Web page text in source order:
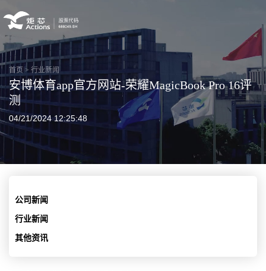
首页 > 行业新闻
安博体育app官方网站-荣耀MagicBook Pro 16评
测
04/21/2024 12:25:48
公司新闻
行业新闻
其他资讯